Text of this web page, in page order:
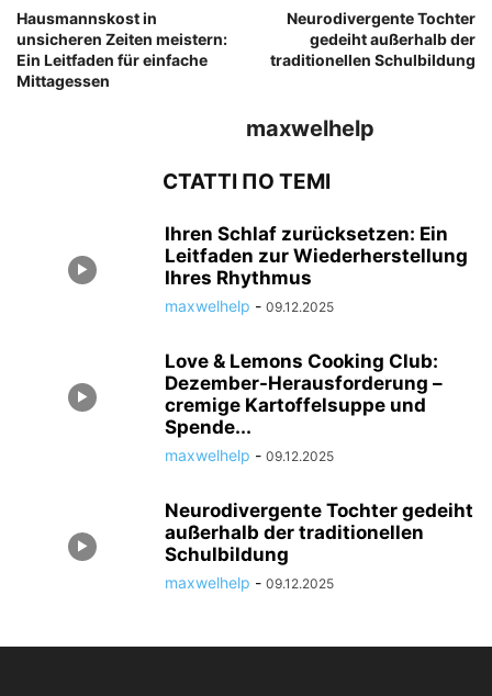
Hausmannskost in
unsicheren Zeiten meistern:
Ein Leitfaden für einfache
Mittagessen
Neurodivergente Tochter
gedeiht außerhalb der
traditionellen Schulbildung
maxwelhelp
СТАТТІ ПО ТЕМІ
Ihren Schlaf zurücksetzen: Ein
Leitfaden zur Wiederherstellung
Ihres Rhythmus
maxwelhelp - 09.12.2025
Love & Lemons Cooking Club:
Dezember-Herausforderung –
cremige Kartoffelsuppe und
Spende...
maxwelhelp - 09.12.2025
Neurodivergente Tochter gedeiht
außerhalb der traditionellen
Schulbildung
maxwelhelp - 09.12.2025